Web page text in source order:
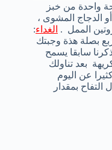
واحدة من خبز
أو الدجاج المشوى ،
الممل . الغداء:
بصلة هذة وجبتك
سابقا يسمح
بعد تناولك
عن اليوم
التفاح بمقدار